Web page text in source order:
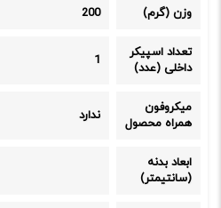
وزن (گرم) 200
تعداد اسپیکر
داخلی (عدد)
1
میکروفون
همراه محصول
ندارد
ابعاد بدنه
(سانتیمتر)